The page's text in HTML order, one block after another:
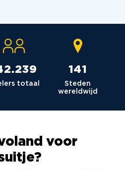
totaal
142
Steden
wereldwijd
voor